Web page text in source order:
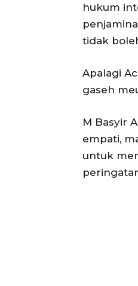
hukum
tidak
Apalagi
gaseh
M Basyir
empati,
untuk